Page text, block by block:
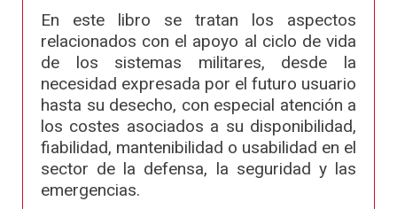
En este libro se tratan los aspectos
relacionados con el apoyo al ciclo de vida
de los sistemas militares, desde la
necesidad expresada por el futuro usuario
hasta su desecho, con especial atención a
los costes asociados a su disponibilidad,
fiabilidad, mantenibilidad o usabilidad en el
sector de la defensa, la seguridad y las
emergencias.